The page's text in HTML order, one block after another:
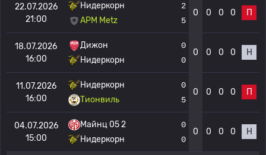
22.07.2026
21:00
Нидеркорн
APM Metz
2
5
0 0 0 0 П
18.07.2026
16:00
Дижон
Нидеркорн
0
0
0 0 0 0 Н
11.07.2026
16:00
Нидеркорн
Тионвиль
0
5
0 0 0 0 П
04.07.2026
15:00
Майнц 05 2
Нидеркорн
0
0
0 0 0 0 Н